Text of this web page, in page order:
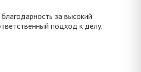
за высокий
подход к делу.